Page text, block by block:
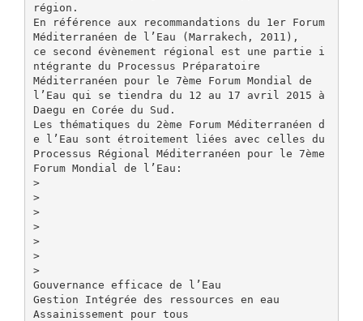
région.
En référence aux recommandations du 1er Forum
Méditerranéen de l’Eau (Marrakech, 2011),
ce second évènement régional est une partie i
ntégrante du Processus Préparatoire
Méditerranéen pour le 7ème Forum Mondial de
l’Eau qui se tiendra du 12 au 17 avril 2015 à
Daegu en Corée du Sud.
Les thématiques du 2ème Forum Méditerranéen d
e l’Eau sont étroitement liées avec celles du
Processus Régional Méditerranéen pour le 7ème
Forum Mondial de l’Eau:
>
>
>
>
>
>
>
Gouvernance efficace de l’Eau
Gestion Intégrée des ressources en eau
Assainissement pour tous